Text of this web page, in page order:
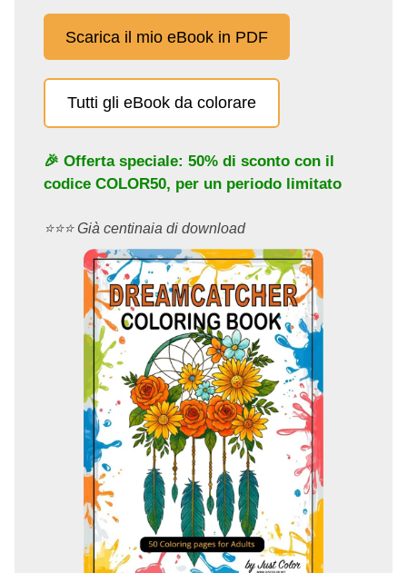
Scarica il mio eBook in PDF
Tutti gli eBook da colorare
🎉 Offerta speciale: 50% di sconto con il
codice COLOR50, per un periodo limitato
⭐️⭐️⭐️ Già centinaia di download